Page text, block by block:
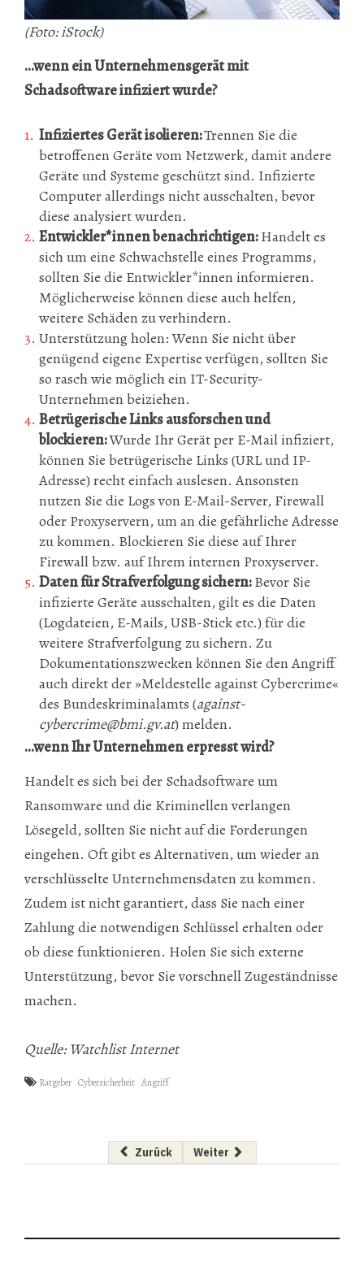
(Foto: iStock)
...wenn ein Unternehmensgerät mit
Schadsoftware infiziert wurde?
Infiziertes Gerät isolieren:Trennen Sie die
betroffenen Geräte vom Netzwerk, damit andere
Geräte und Systeme geschützt sind. Infizierte
Computer allerdings nicht ausschalten, bevor
diese analysiert wurden.
Entwickler*innen benachrichtigen:Handelt es
sich um eine Schwachstelle eines Programms,
sollten Sie die Entwickler*innen informieren.
Möglicherweise können diese auch helfen,
weitere Schäden zu verhindern.
Unterstützung holen: Wenn Sie nicht über
genügend eigene Expertise verfügen, sollten Sie
so rasch wie möglich ein IT-Security-
Unternehmen beiziehen.
Betrügerische Links ausforschen und
blockieren:Wurde Ihr Gerät per E-Mail­ infiziert,
können Sie betrügerische Links (URL und IP-
Adresse) recht einfach auslesen. Ansonsten
nutzen Sie die Logs von E-Mail-Server, Firewall
oder Proxyservern, um an die gefährliche Adresse
zu kommen. Blockieren Sie diese auf Ihrer
Firewall bzw. auf Ihrem internen Proxyserver.
Daten für Strafverfolgung sichern:Bevor Sie
infizierte Geräte ausschalten, gilt es die Daten
(Logdateien, E-Mails, USB-Stick etc.) für die
weitere Strafverfolgung zu sichern. Zu
Dokumentationszwecken können Sie den Angriff
auch direkt der »Meldestelle against Cybercrime«
des Bundeskriminalamts (against-
cybercrime@bmi.gv.at) melden.
...wenn Ihr Unternehmen erpresst wird?
Handelt es sich bei der Schadsoftware um
Ransomware und die Kriminellen verlangen
Lösegeld, sollten Sie nicht auf die Forderungen
eingehen. Oft gibt es Alternativen, um wieder an
verschlüsselte Unternehmensdaten zu kommen.
Zudem ist nicht garantiert, dass Sie nach einer
Zahlung die notwendigen Schlüssel erhalten oder
ob diese funktionieren. Holen Sie sich externe
Unterstützung, bevor Sie vorschnell Zugeständnisse
machen.
Quelle:Watchlist Internet
Ratgeber Cybersicherheit Angriff
Vorheriger Beitrag: »Die IT ist politisch
Zurück Nächster Beitrag: »KI
Weiter